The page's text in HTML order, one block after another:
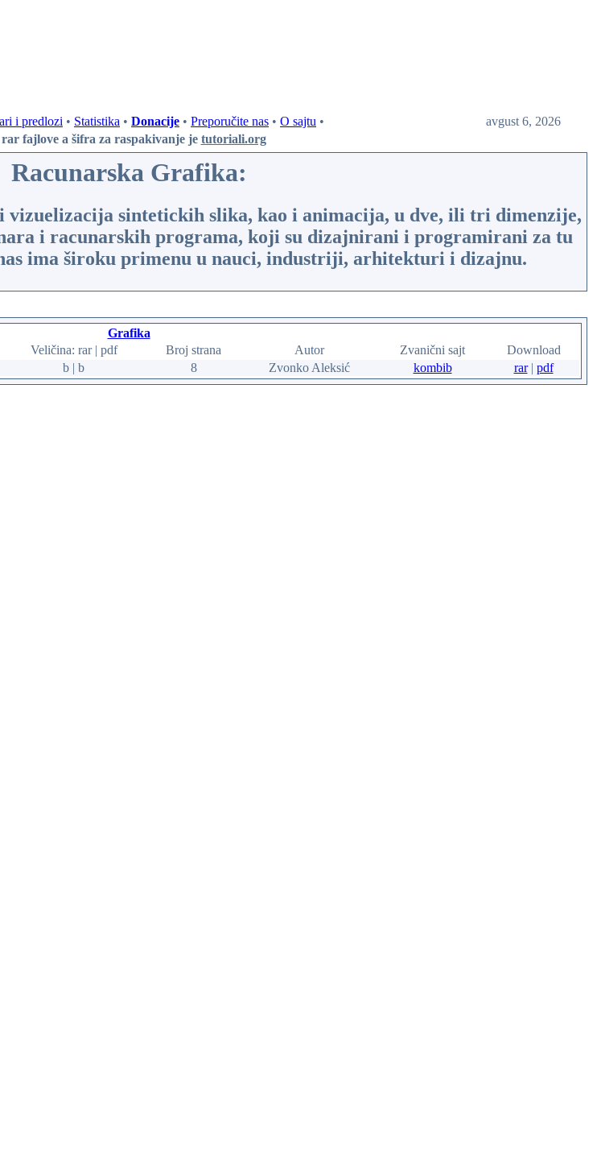
i predlozi • Statistika • Donacije • Preporučite nas • O sajtu •
avgust 6, 2026
fajlove a šifra za raspakivanje je tutoriali.org
Racunarska Grafika:
vizuelizacija sintetickih slika, kao i animacija, u dve, ili tri dimenzije,
i racunarskih programa, koji su dizajnirani i programirani za tu
ima široku primenu u nauci, industriji, arhitekturi i dizajnu.
Grafika
Veličina: rar | pdf Broj strana Autor Zvanični sajt
Download
b | b 8 Zvonko Aleksić kombib rar| pdf